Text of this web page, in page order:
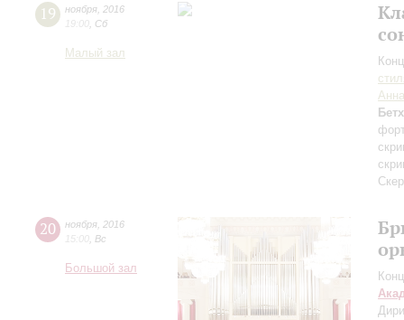
19 ноября 2016
19:00 Сб
Малый зал
20 ноября 2016
15:00 Вс
Большой зал